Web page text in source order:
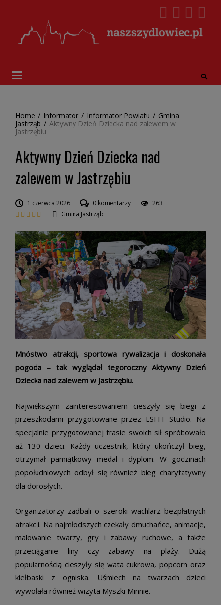
Home / Informator / Informator Powiatu / Gmina
Jastrząb / Aktywny Dzień Dziecka nad zalewem w
Jastrzębiu
Aktywny Dzień Dziecka nad
zalewem w Jastrzębiu
1 czerwca 2026 0 komentarzy
263
Gmina Jastrząb
Mnóstwo atrakcji, sportowa rywalizacja i doskonała
pogoda – tak wyglądał tegoroczny Aktywny Dzień
Dziecka nad zalewem w Jastrzębiu.
Największym zainteresowaniem cieszyły się biegi z
przeszkodami przygotowane przez ESFIT Studio. Na
specjalnie przygotowanej trasie swoich sił spróbowało
aż 130 dzieci. Każdy uczestnik, który ukończył bieg,
otrzymał pamiątkowy medal i dyplom. W godzinach
popołudniowych odbył się również bieg charytatywny
dla dorosłych.
Organizatorzy zadbali o szeroki wachlarz bezpłatnych
atrakcji. Na najmłodszych czekały dmuchańce, animacje,
malowanie twarzy, gry i zabawy ruchowe, a także
przeciąganie liny czy zabawy na plaży. Dużą
popularnością cieszyły się wata cukrowa, popcorn oraz
kiełbaski z ogniska. Uśmiech na twarzach dzieci
wywołała również wizyta Myszki Minnie.